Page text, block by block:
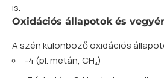
is.
Oxidációs állapotok és
A szén különböző oxidációs
-4 (pl. metán, CH₄)